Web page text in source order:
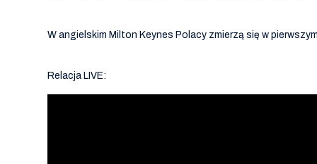
W angielskim Milton Keynes Polacy zmierzą się w
Relacja LIVE: